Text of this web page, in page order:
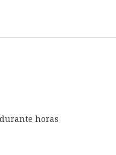
horas